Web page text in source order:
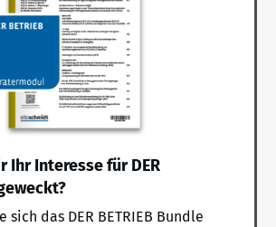
Ihr Interesse für DER
sich das DER BETRIEB Bundle